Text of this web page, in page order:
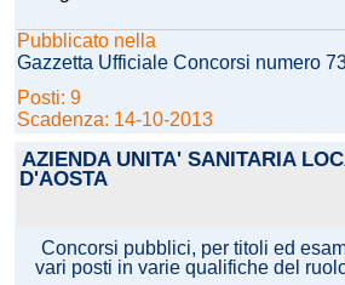
Pubblicato nella
Gazzetta Ufficiale Concorsi numero
Posti: 9
Scadenza: 14-10-2013
AZIENDA UNITA' SANITARIA
D'AOSTA
Concorsi pubblici, per titoli ed
vari posti in varie qualifiche del